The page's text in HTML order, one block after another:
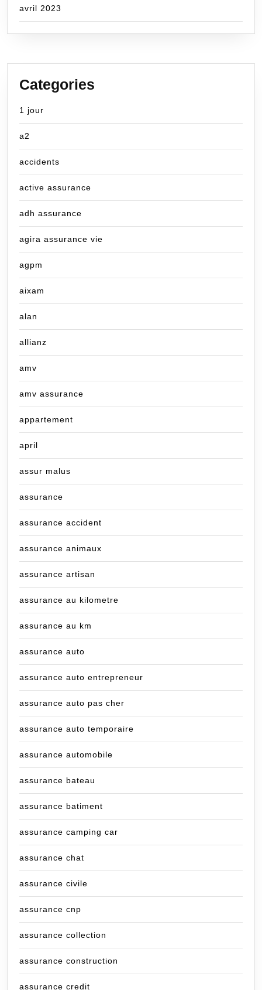
avril 2023
Categories
1 jour
a2
accidents
active assurance
adh assurance
agira assurance vie
agpm
aixam
alan
allianz
amv
amv assurance
appartement
april
assur malus
assurance
assurance accident
assurance animaux
assurance artisan
assurance au kilometre
assurance au km
assurance auto
assurance auto entrepreneur
assurance auto pas cher
assurance auto temporaire
assurance automobile
assurance bateau
assurance batiment
assurance camping car
assurance chat
assurance civile
assurance cnp
assurance collection
assurance construction
assurance credit